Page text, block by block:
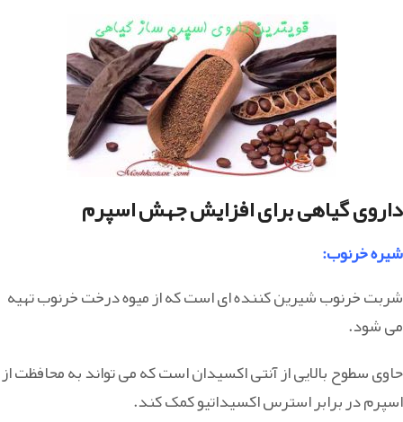
داروی گیاهی برای افزایش جهش اسپرم
شیره خرنوب:
شربت خرنوب شیرین کننده ای است که از میوه درخت خرنوب تهیه
می شود.
حاوی سطوح بالایی از آنتی اکسیدان است که می تواند به محافظت از
اسپرم در برابر استرس اکسیداتیو کمک کند.